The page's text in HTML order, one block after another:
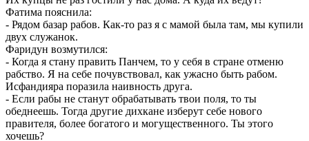
Фатима пояснила:
- Рядом базар рабов. Как-то раз я с мамой была там, мы купили
двух служанок.
Фаридун возмутился:
- Когда я стану править Панчем, то у себя в стране отменю
рабство. Я на себе почувствовал, как ужасно быть рабом.
Исфандияра поразила наивность друга.
- Если рабы не станут обрабатывать твои поля, то ты
обеднеешь. Тогда другие дихкане изберут себе нового
правителя, более богатого и могущественного. Ты этого
хочешь?